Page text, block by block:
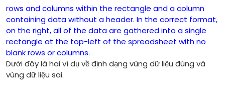
rows and columns within the rectangle and a column
containing data without a header. In the correct format,
on the right, all of the data are gathered into a single
rectangle at the top-left of the spreadsheet with no
blank rows or columns.
Dưới đây là hai ví dụ về định dạng vùng dữ liệu đúng và
vùng dữ liệu sai.